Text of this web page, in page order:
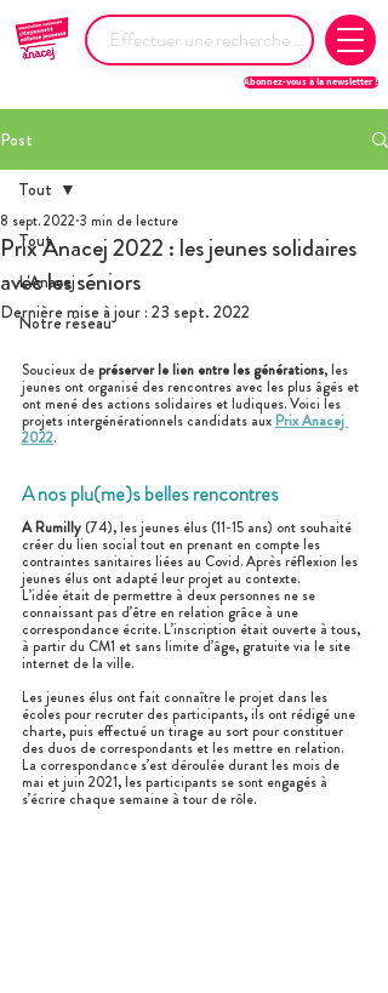
Abonnez-vous à la newsletter !
Post
Tout
L'Anacej
Notre réseau
Tout
Prix Anacej 2022 : les jeunes solidaires
avec les séniors
8 sept. 2022 3 min de lecture
Dernière mise à jour : 23 sept. 2022
Soucieux de préserver le lien entre les générations, les
jeunes ont organisé des rencontres avec les plus âgés et
ont mené des actions solidaires et ludiques. Voici les
projets intergénérationnels candidats aux Prix Anacej
2022.
A nos plu(me)s belles rencontres
A Rumilly (74), les jeunes élus (11-15 ans) ont souhaité
créer du lien social tout en prenant en compte les
contraintes sanitaires liées au Covid. Après réflexion les
jeunes élus ont adapté leur projet au contexte.
L’idée était de permettre à deux personnes ne se
connaissant pas d’être en relation grâce à une
correspondance écrite. L’inscription était ouverte à tous,
à partir du CM1 et sans limite d’âge, gratuite via le site
internet de la ville.
Les jeunes élus ont fait connaître le projet dans les
écoles pour recruter des participants, ils ont rédigé une
charte, puis effectué un tirage au sort pour constituer
des duos de correspondants et les mettre en relation.
La correspondance s’est déroulée durant les mois de
mai et juin 2021, les participants se sont engagés à
s’écrire chaque semaine à tour de rôle.